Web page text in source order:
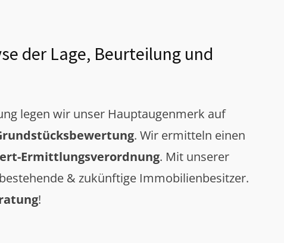
der Lage, Beurteilung und
legen wir unser Hauptaugenmerk auf
. Wir ermitteln einen
Ermittlungsverordnung. Mit unserer
& zukünftige Immobilienbesitzer.
!